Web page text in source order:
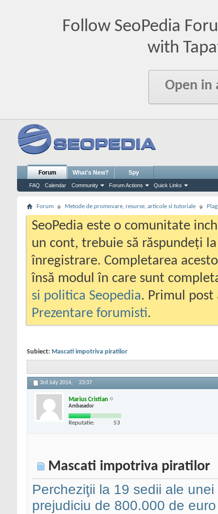
Follow SeoPedia
with
Open in
Forum
FAQ Calendar Community Forum Actions Quick Links
What's New? Spy
Forum Metode de promovare, resurse, articole si tutoriale
SeoPedia este o comunitate
un cont, trebuie să răspundeți
înregistrare. Completarea
însă modul în care sunt
si politica Seopedia. Primul
Prezentare forumisti.
Subiect: Mascati impotriva piratilor
3rd July 2014, 23:37
Marius Cristian
Ambasador
Reputatie: 53
Mascati impotriva piratilor
Percheziţii la 19 sedii ale
prejudiciu de 800.000 de euro